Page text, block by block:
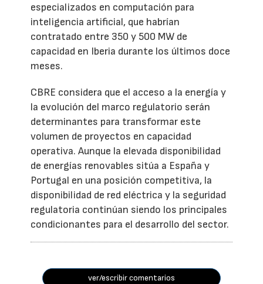
especializados en computación para
inteligencia artificial, que habrían
contratado entre 350 y 500 MW de
capacidad en Iberia durante los últimos doce
meses.
CBRE considera que el acceso a la energía y
la evolución del marco regulatorio serán
determinantes para transformar este
volumen de proyectos en capacidad
operativa. Aunque la elevada disponibilidad
de energías renovables sitúa a España y
Portugal en una posición competitiva, la
disponibilidad de red eléctrica y la seguridad
regulatoria continúan siendo los principales
condicionantes para el desarrollo del sector.
ver/escribir comentarios